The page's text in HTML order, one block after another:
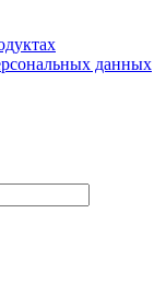
данных